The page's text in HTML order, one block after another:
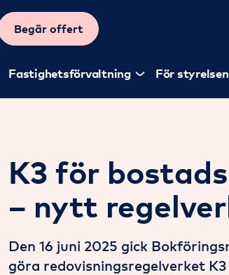
Fastighetsförvaltning För styrelsen
Begär offert
K3 för
– nytt
Den 16 juni 2025 gick
göra redovisningsregelverket